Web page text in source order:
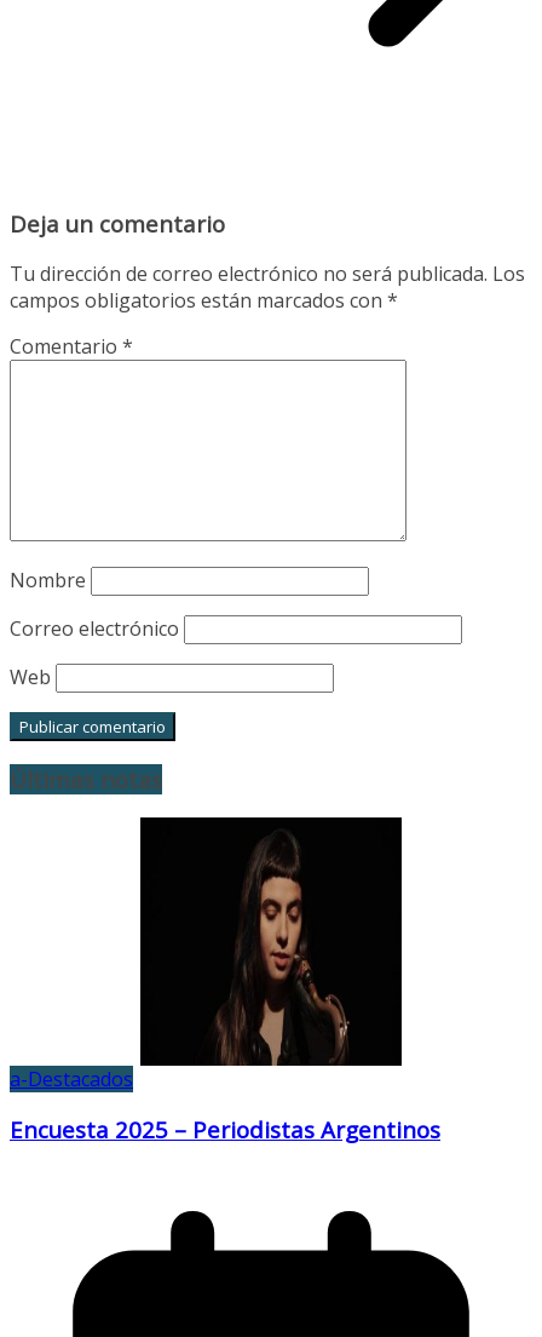
Deja un comentario
Tu dirección de correo electrónico no será publicada. Los
campos obligatorios están marcados con *
Comentario *
Nombre
Correo electrónico
Web
Últimas notas
a-Destacados
Encuesta 2025 – Periodistas Argentinos